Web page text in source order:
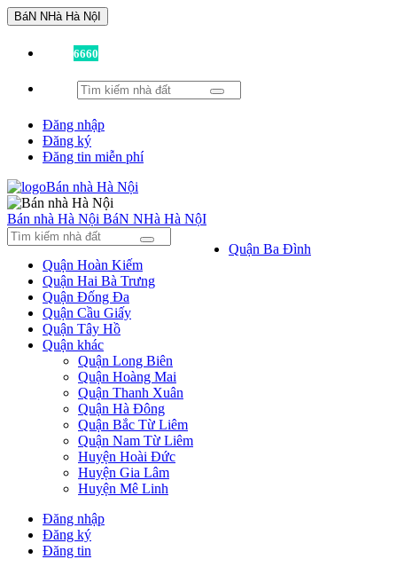
BáN NHà Hà NộI
6660
Đăng nhập
Đăng ký
Đăng tin miễn phí
Bán nhà Hà Nội BáN NHà Hà NộI
Quận Ba Đình
Quận Hoàn Kiếm
Quận Hai Bà Trưng
Quận Đống Đa
Quận Cầu Giấy
Quận Tây Hồ
Quận khác
Quận Long Biên
Quận Hoàng Mai
Quận Thanh Xuân
Quận Hà Đông
Quận Bắc Từ Liêm
Quận Nam Từ Liêm
Huyện Hoài Đức
Huyện Gia Lâm
Huyện Mê Linh
Đăng nhập
Đăng ký
Đăng tin